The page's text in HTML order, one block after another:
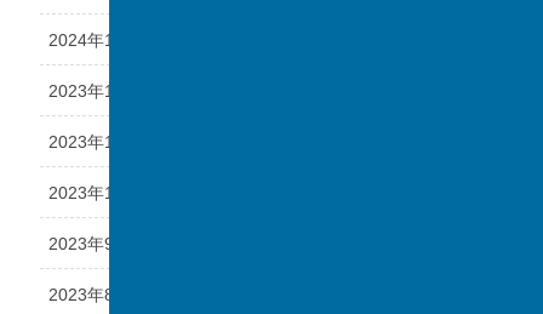
2024年1月
2023年12月
2023年11月
2023年10月
2023年9月
2023年8月